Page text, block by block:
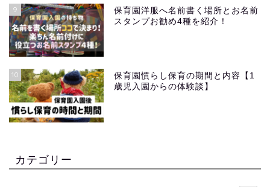
9
保育園洋服へ名前書く場所とお名前
スタンプお勧め4種を紹介！
10
保育園慣らし保育の期間と内容【1
歳児入園からの体験談】
カテゴリー